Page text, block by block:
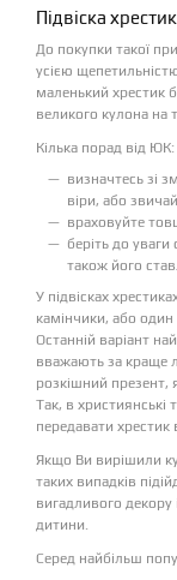
Підвіска
До покупки такої
усією
маленький хрестик
великого кулона
Кілька порад від ЮК:
визначтесь зі
віри, або
враховуйте
беріть до
також його
У підвісках
камінчики, або
Останній варіант
вважають за краще
розкішний
Так, в християнські
передавати
Якщо Ви вирішили
таких випадків
вигадливого декору
дитини.
Серед найбільш